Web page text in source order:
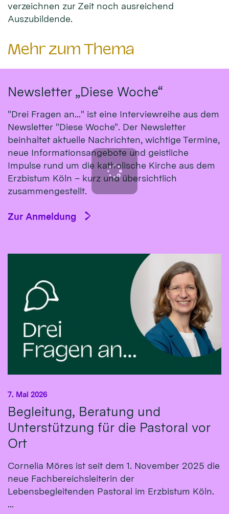
verzeichnen zur Zeit noch ausreichend
Auszubildende.
Mehr zum Thema
Newsletter „Diese Woche“
"Drei Fragen an..." ist eine Interviewreihe aus dem
Newsletter "Diese Woche". Der Newsletter
beinhaltet aktuelle Nachrichten, wichtige Termine,
neue Informationsangebote und geistliche
Impulse rund um die katholische Kirche aus dem
Erzbistum Köln – kurz und übersichtlich
zusammengestellt.
Zur Anmeldung
Begleitung, Beratung und
Unterstützung für die Pastoral vor
Ort
7. Mai 2026
Cornelia Möres ist seit dem 1. November 2025 die
neue Fachbereichsleiterin der
Lebensbegleitenden Pastoral im Erzbistum Köln.
...